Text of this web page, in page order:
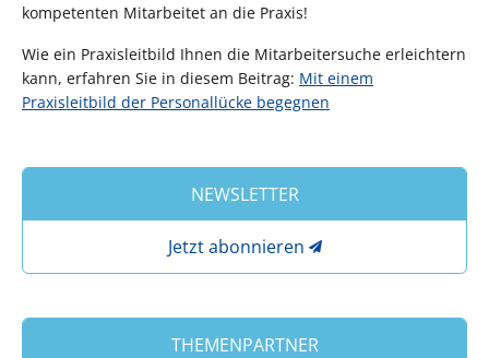
kompetenten Mitarbeitet an die Praxis!
Wie ein Praxisleitbild Ihnen die Mitarbeitersuche erleichtern
kann, erfahren Sie in diesem Beitrag: Mit einem
Praxisleitbild der Personallücke begegnen
NEWSLETTER
Jetzt abonnieren
THEMENPARTNER